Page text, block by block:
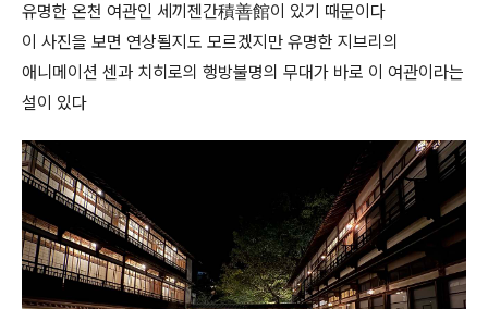
유명한 온천 여관인 세끼젠간積善館이 있기 때문이다
이 사진을 보면 연상될지도 모르겠지만 유명한 지브리의
애니메이션 센과 치히로의 행방불명의 무대가 바로 이 여관이라는
설이 있다